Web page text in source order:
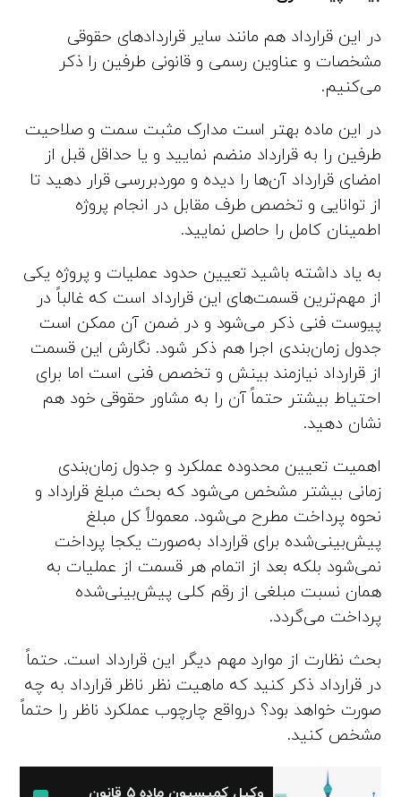
در این قرارداد هم مانند سایر قراردادهای حقوقی
مشخصات و عناوین رسمی و قانونی طرفین را ذکر
می‌کنیم.
در این ماده بهتر است مدارک مثبت سمت و صلاحیت
طرفین را به قرارداد منضم نمایید و یا حداقل قبل از
امضای قرارداد آن‌ها را دیده و موردبررسی قرار دهید تا
از توانایی و تخصص طرف مقابل در انجام پروژه
اطمینان کامل را حاصل نمایید.
به یاد داشته باشید تعیین حدود عملیات و پروژه یکی
از مهم‌ترین قسمت‌های این قرارداد است که غالباً در
پیوست فنی ذکر می‌شود و در ضمن آن ممکن است
جدول زمان‌بندی اجرا هم ذکر شود. نگارش این قسمت
از قرارداد نیازمند بینش و تخصص فنی است اما برای
احتیاط بیشتر حتماً آن را به مشاور حقوقی خود هم
نشان دهید.
اهمیت تعیین محدوده عملکرد و جدول زمان‌بندی
زمانی بیشتر مشخص می‌شود که بحث مبلغ قرارداد و
نحوه پرداخت مطرح می‌شود. معمولاً کل مبلغ
پیش‌بینی‌شده برای قرارداد به‌صورت یکجا پرداخت
نمی‌شود بلکه بعد از اتمام هر قسمت از عملیات به
همان نسبت مبلغی از رقم کلی پیش‌بینی‌شده
پرداخت می‌گردد.
بحث نظارت از موارد مهم دیگر این قرارداد است. حتماً
در قرارداد ذکر کنید که ماهیت نظر ناظر قرارداد به چه
صورت خواهد بود؟ درواقع چارچوب عملکرد ناظر را حتماً
مشخص کنید.